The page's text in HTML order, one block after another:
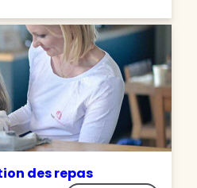
des repas